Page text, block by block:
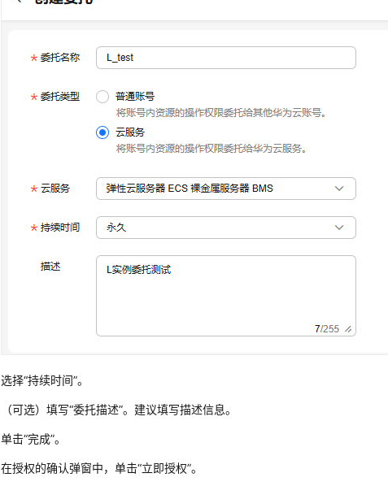
选择“持续时间”。
（可选）填写“委托描述”。建议填写描述信息。
单击“完成”。
在授权的确认弹窗中，单击“立即授权”。